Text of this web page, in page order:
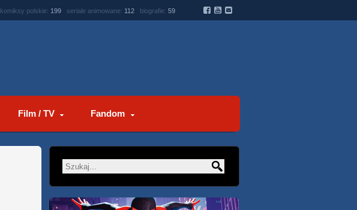
komiksy polskie: 199 seriale animowane: 112 biografie: 59
Film / TV Fandom